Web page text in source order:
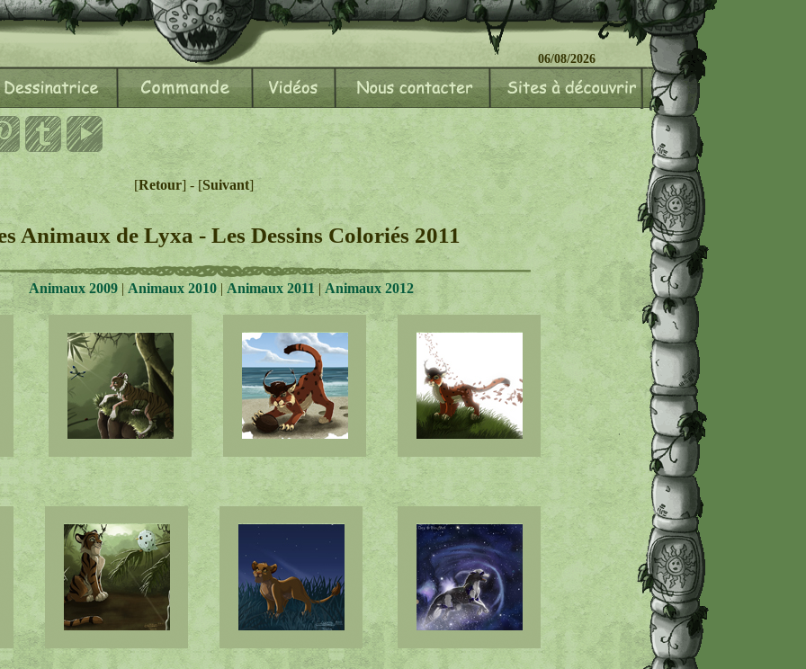
à jour le : 24/04/2016 06/08/2026
[Retour] - [Suivant]
Animaux de Lyxa - Les Dessins Coloriés 2011
Animaux 2009| Animaux 2010| Animaux 2011 | Animaux 2012